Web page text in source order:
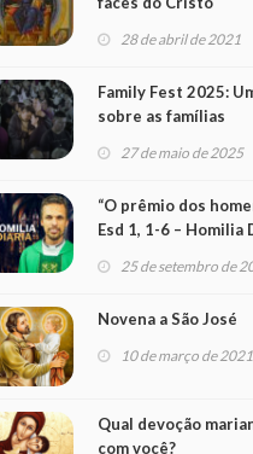
28 de abril de 2021
Family Fest 2025:
sobre as famílias
27 de maio de 2025
“O prêmio dos
Esd 1, 1-6 – Homilia
25 de setembro de
Novena a São José
10 de março de 2021
Qual devoção
com você?